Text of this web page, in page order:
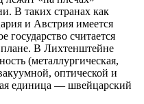
В таких странах как
и Австрия имеется
считается
В Лихтенштейне
(металлургическая,
оптической и
единица — швейцарский